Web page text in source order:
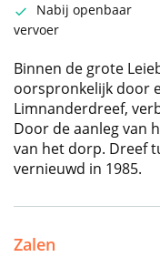
Nabij openbaar
vervoer
Binnen de grote
oorspronkelijk door
Limnanderdreef,
Door de aanleg van
van het dorp. Dreef
vernieuwd in 1985.
Zalen